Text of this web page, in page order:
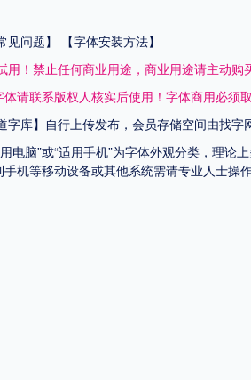
见问题】
【字体安装方法】
！禁止任何商业用途，商业用途请主动购
请联系版权人核实后使用！字体商用必须
字库】自行上传发布，会员存储空间由找
电脑”或“适用手机”为字体外观分类，理论
机等移动设备或其他系统需请专业人士